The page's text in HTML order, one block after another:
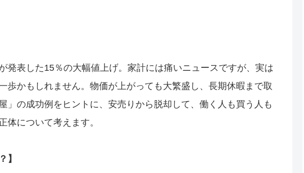
発表した15％の大幅値上げ。家計には痛いニュースですが、実は
歩かもしれません。物価が上がっても大繁盛し、長期休暇まで取
」の成功例をヒントに、安売りから脱却して、働く人も買う人も
体について考えます。
】